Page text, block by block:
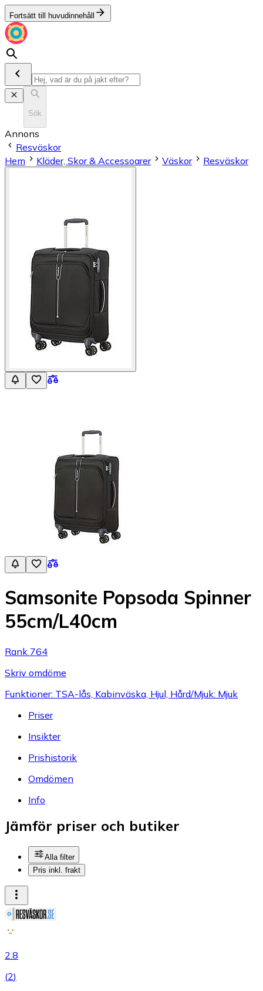
Fortsätt till huvudinnehåll
Sök
Annons
Resväskor
Hem
Kläder, Skor & Accessoarer Väskor Resväskor
Samsonite Popsoda Spinner
55cm/L40cm
Rank 764
Skriv omdöme
Funktioner: TSA-lås, Kabinväska, Hjul, Hård/Mjuk: Mjuk
Priser
Insikter
Prishistorik
Omdömen
Info
Jämför priser och butiker
Alla filter
Pris inkl. frakt
2.8
(2)